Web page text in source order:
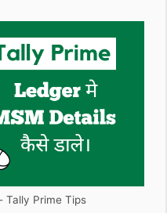
Tally Prime Tips